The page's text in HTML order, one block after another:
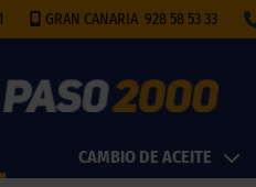
GRAN CANARIA 928 58 53 33
CAMBIO DE ACEITE